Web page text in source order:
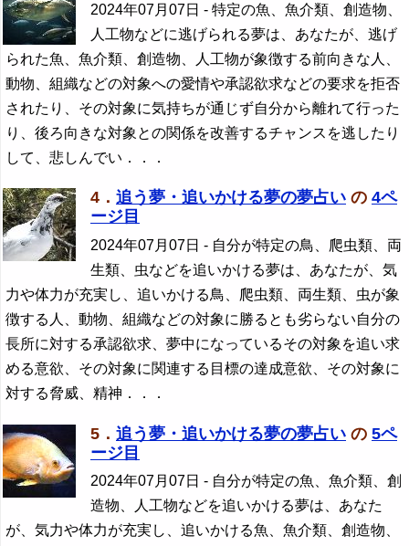
2024年07月07日 - 特定の魚、魚介類、創造物、
人工物などに逃げられる夢は、あなたが、逃げ
られた魚、魚介類、創造物、人工物が象徴する前向きな人、
動物、組織などの対象への愛情や承認欲求などの要求を拒否
されたり、その対象に気持ちが通じず自分から離れて行った
り、後ろ向きな対象との関係を改善するチャンスを逃したり
して、悲しんでい．．．
4． 追う夢・追いかける夢の夢占い の 4ペ
ージ目
2024年07月07日 - 自分が特定の鳥、爬虫類、両
生類、虫などを追いかける夢は、あなたが、気
力や体力が充実し、追いかける鳥、爬虫類、両生類、虫が象
徴する人、動物、組織などの対象に勝るとも劣らない自分の
長所に対する承認欲求、夢中になっているその対象を追い求
める意欲、その対象に関連する目標の達成意欲、その対象に
対する脅威、精神．．．
5． 追う夢・追いかける夢の夢占い の 5ペ
ージ目
2024年07月07日 - 自分が特定の魚、魚介類、創
造物、人工物などを追いかける夢は、あなた
が、気力や体力が充実し、追いかける魚、魚介類、創造物、